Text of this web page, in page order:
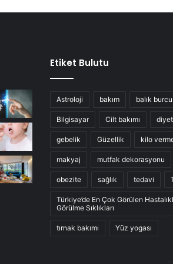
Etiket Bulutu
Astroloji bakım balık burcu
Bilgisayar Cilt bakımı diyet
gebelik Güzellik kilo
makyaj mutfak dekorasyonu
obezite sağlık tedavi
Türkiye’de En Çok Görülen
Görülme Sıklıkları
tırnak bakımı Yüz yogası